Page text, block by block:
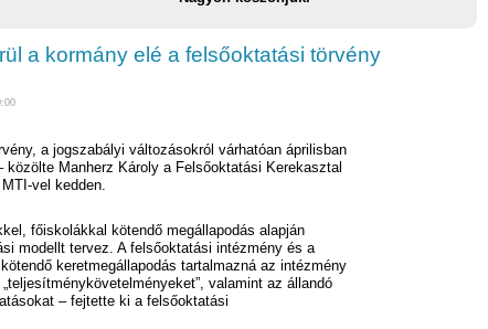
a kormány elé a felsőoktatási törvény
a jogszabályi változásokról várhatóan áprilisban
közölte Manherz Károly a Felsőoktatási Kerekasztal
vel kedden.
főiskolákkal kötendő megállapodás alapján
modellt tervez. A felsőoktatási intézmény és a
keretmegállapodás tartalmazná az intézmény
valamint az állandó
– fejtette ki a felsőoktatási